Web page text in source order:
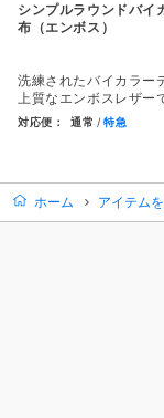
シンプルラウンドバイ
布（エンボス）
洗練されたバイカラー
上質なエンボスレザー
対応便： 通常 特急
ホーム アイテム